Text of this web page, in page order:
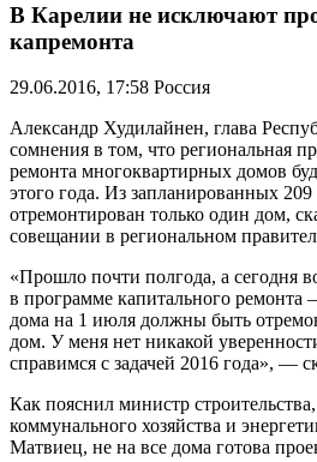
В Карелии не исключают
капремонта
29.06.2016, 17:58 Россия
Александр Худилайнен, глава
сомнения в том, что региональная
ремонта многоквартирных домов
этого года. Из запланированных 209
отремонтирован только один дом,
совещании в региональном
«Прошло почти полгода, а сегодня
в программе капитального ремонта
дома на 1 июля должны быть
дом. У меня нет никакой
справимся с задачей 2016 года», —
Как пояснил министр
коммунального хозяйства и
Матвиец, не на все дома готова